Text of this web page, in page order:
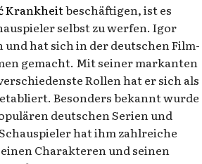
Krankheitbeschäftigen, ist es
selbst zu werfen. Igor
hat sich in der deutschen Film-
gemacht. Mit seiner markanten
Rollen hat er sich als
Besonders bekannt wurde
deutschen Serien und
hat ihm zahlreiche
Charakteren und seinen